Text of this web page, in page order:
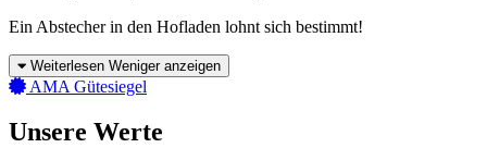
Ein Abstecher in den Hofladen lohnt sich bestimmt!
Weiterlesen Weniger anzeigen
AMA Gütesiegel
Unsere Werte